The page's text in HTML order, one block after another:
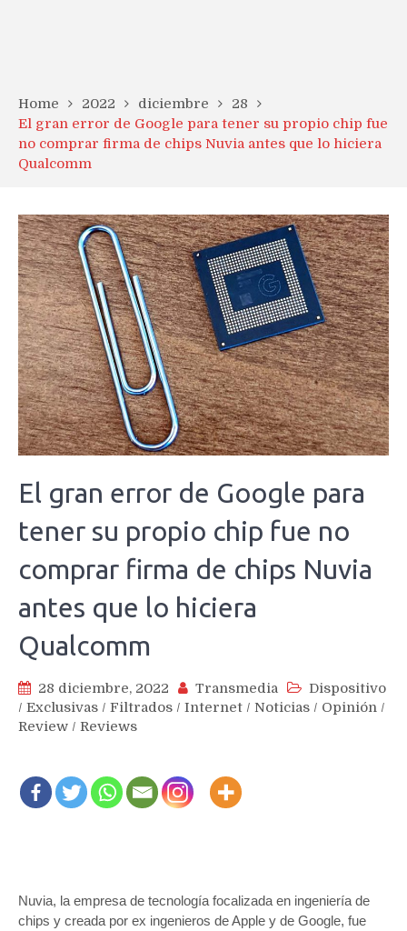
Home 2022 diciembre
28
El gran error de Google para tener su propio chip fue
no comprar firma de chips Nuvia antes que lo hiciera
Qualcomm
El gran error de Google para
tener su propio chip fue no
comprar firma de chips Nuvia
antes que lo hiciera
Qualcomm
28 diciembre, 2022 Transmedia
Dispositivo
/ Exclusivas / Filtrados / Internet / Noticias / Opinión /
Review / Reviews
Nuvia, la empresa de tecnología focalizada en ingeniería de
chips y creada por ex ingenieros de Apple y de Google, fue